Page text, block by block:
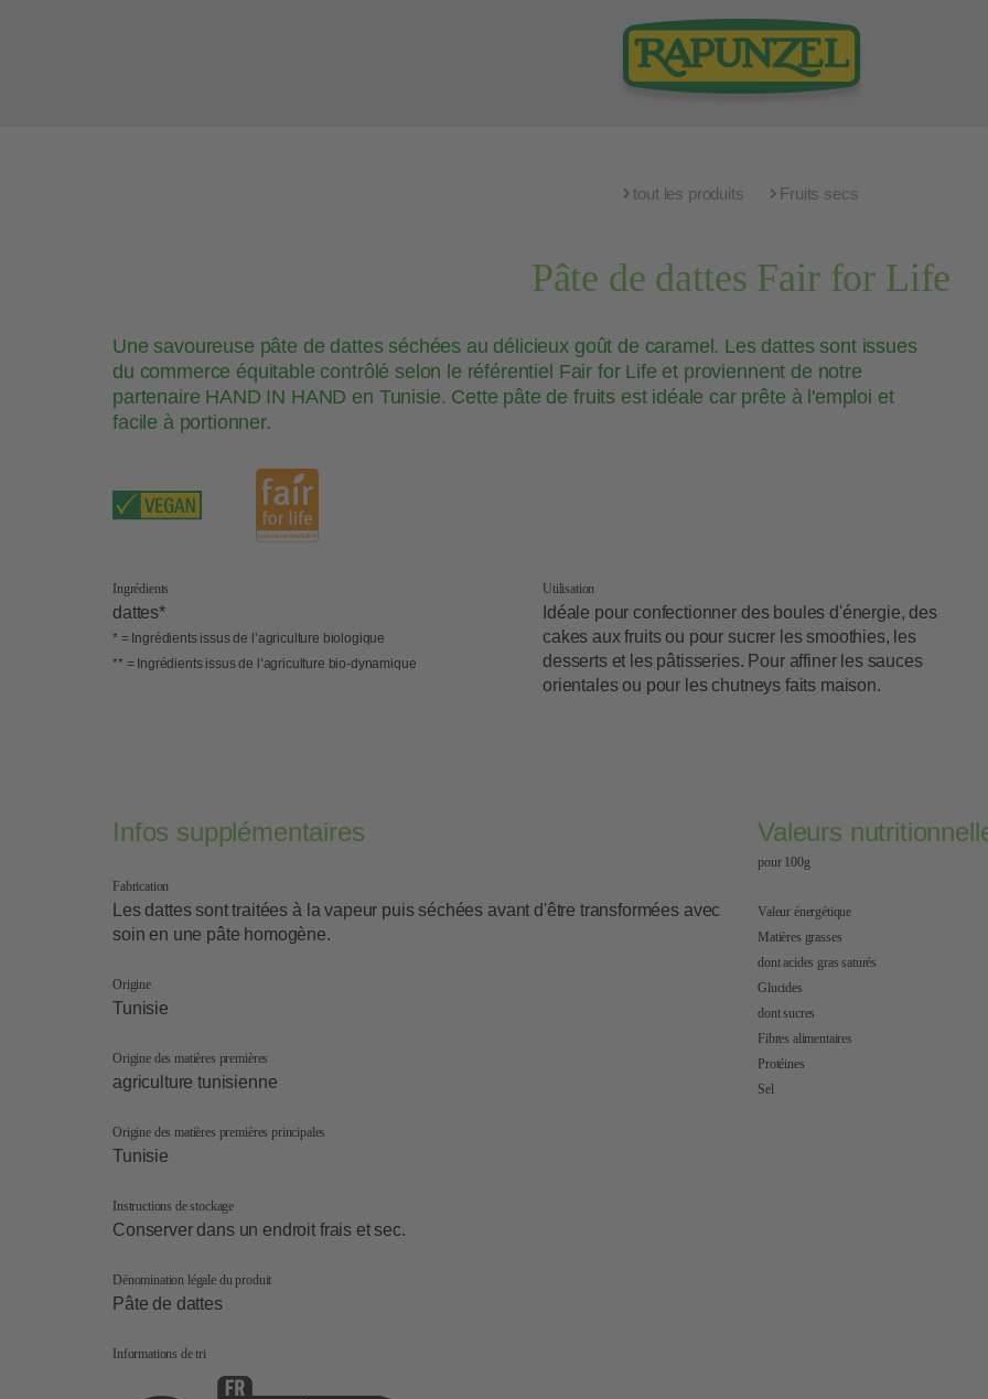
tout les produits Fruits secs
Pâte de dattes Fair for Life
Une savoureuse pâte de dattes séchées au délicieux goût de caramel. Les dattes sont issues
du commerce équitable contrôlé selon le référentiel Fair for Life et proviennent de notre
partenaire HAND IN HAND en Tunisie. Cette pâte de fruits est idéale car prête à l'emploi et
facile à portionner.
Ingrédients
dattes*
* = Ingrédients issus de l’agriculture biologique
** = Ingrédients issus de l’agriculture bio-dynamique
Utilisation
Idéale pour confectionner des boules d'énergie, des
cakes aux fruits ou pour sucrer les smoothies, les
desserts et les pâtisseries. Pour affiner les sauces
orientales ou pour les chutneys faits maison.
Infos supplémentaires
Fabrication
Les dattes sont traitées à la vapeur puis séchées avant d'être transformées avec
soin en une pâte homogène.
Origine
Tunisie
Origine des matières premières
agriculture tunisienne
Origine des matières premières principales
Tunisie
Instructions de stockage
Conserver dans un endroit frais et sec.
Dénomination légale du produit
Pâte de dattes
Informations de tri
Valeurs
pour 100g
Valeur énergétique
Matières grasses
dont acides gras saturés
Glucides
dont sucres
Fibres alimentaires
Protéines
Sel